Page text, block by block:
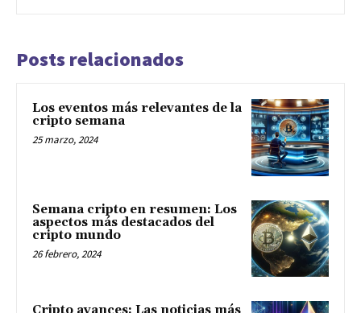
Posts relacionados
Los eventos más relevantes de la
cripto semana
25 marzo, 2024
Semana cripto en resumen: Los
aspectos más destacados del
cripto mundo
26 febrero, 2024